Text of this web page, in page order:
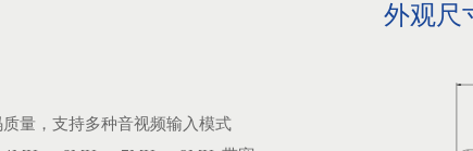
量，支持多种音视频输入模式
外观尺